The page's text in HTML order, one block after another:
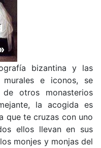
bizantina y las
murales e iconos, se
otros monasterios
la acogida es
que te cruzas con uno
ellos llevan en sus
monjes y monjas del